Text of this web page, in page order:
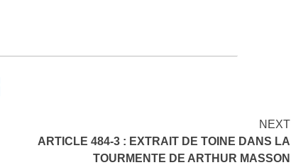
NEXT
ARTICLE 484-3 : EXTRAIT DE TOINE DANS LA
TOURMENTE DE ARTHUR MASSON